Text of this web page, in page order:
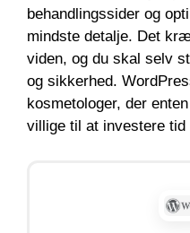
behandlingssider og
mindste detalje. Det
viden, og du skal selv
og sikkerhed.
kosmetologer, der
villige til at investere